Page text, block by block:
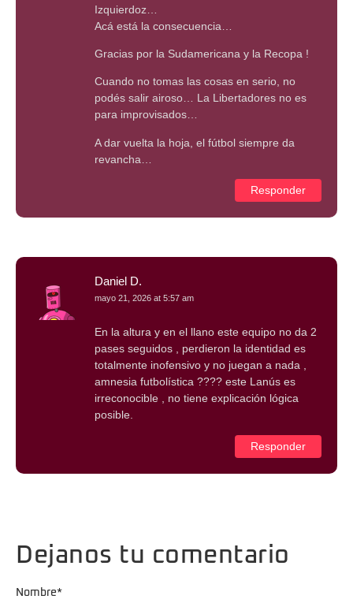
Izquierdoz…
Acá está la consecuencia…
Gracias por la Sudamericana y la Recopa !
Cuando no tomas las cosas en serio, no
podés salir airoso… La Libertadores no es
para improvisados…
A dar vuelta la hoja, el fútbol siempre da
revancha…
Responder
Daniel D.
mayo 21, 2026 at 5:57 am
En la altura y en el llano este equipo no da 2
pases seguidos , perdieron la identidad es
totalmente inofensivo y no juegan a nada ,
amnesia futbolística ???? este Lanús es
irreconocible , no tiene explicación lógica
posible.
Responder
Dejanos tu comentario
Nombre*